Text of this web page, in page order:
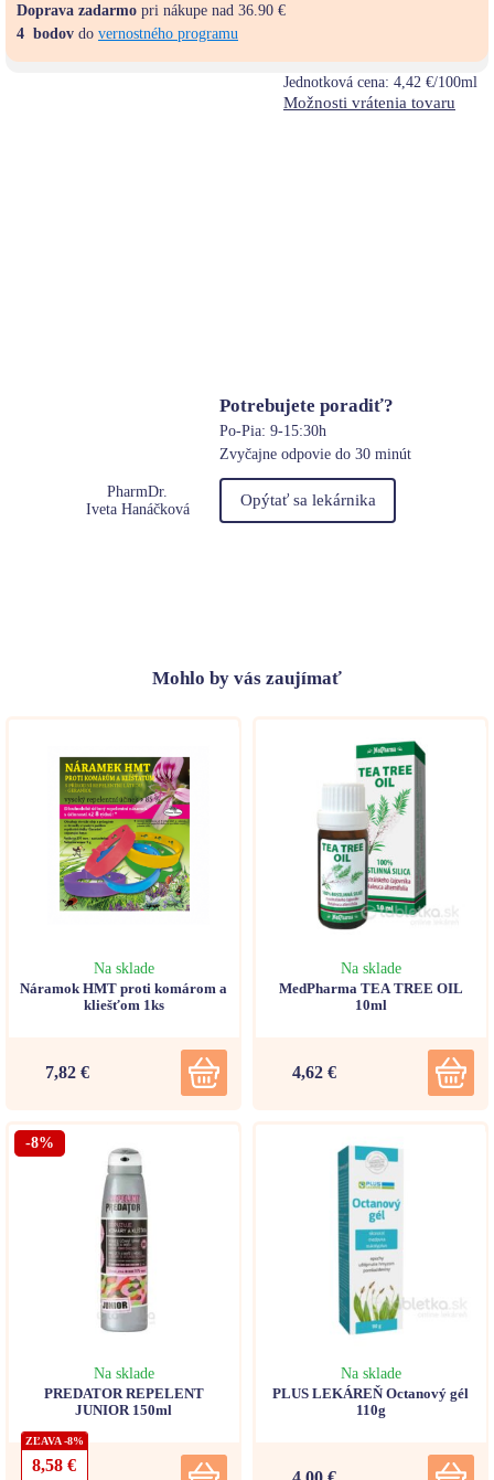
Doprava zadarmo pri nákupe nad 36.90 €
4 bodov do vernostného programu
Jednotková cena: 4,42 €/100ml
Možnosti vrátenia tovaru
PharmDr.
Iveta Hanáčková
Potrebujete poradiť?
Po-Pia: 9-15:30h
Zvyčajne odpovie do 30 minút
Opýtať sa lekárnika
Mohlo by vás zaujímať
Na sklade
Náramok HMT proti komárom a
kliešťom 1ks
7,82 €
Na sklade
MedPharma TEA TREE OIL
10ml
4,62 €
-8%
Na sklade
PREDATOR REPELENT
JUNIOR 150ml
ZĽAVA -8%
8,58 €
Na sklade
PLUS LEKÁREŇ Octanový gél
110g